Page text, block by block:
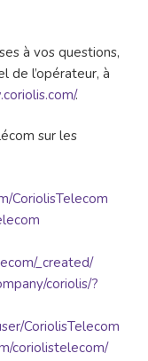
à vos questions,
de l’opérateur, à
.
sur les
CoriolisTelecom
_created/
coriolis/?
CoriolisTelecom
coriolistelecom/